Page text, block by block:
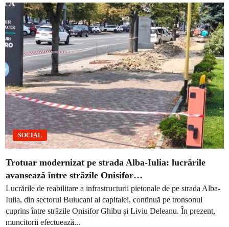
SOCIAL
Trotuar modernizat pe strada Alba-Iulia: lucrările
avansează între străzile Onisifor…
Lucrările de reabilitare a infrastructurii pietonale de pe strada Alba-
Iulia, din sectorul Buiucani al capitalei, continuă pe tronsonul
cuprins între străzile Onisifor Ghibu și Liviu Deleanu. În prezent,
muncitorii efectuează...